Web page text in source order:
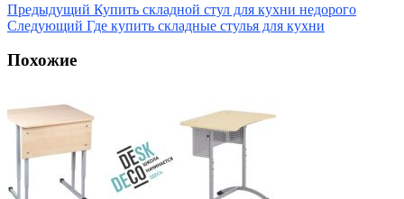
Предыдущий Купить складной стул для кухни недорого
Следующий Где купить складные стулья для кухни
Похожие